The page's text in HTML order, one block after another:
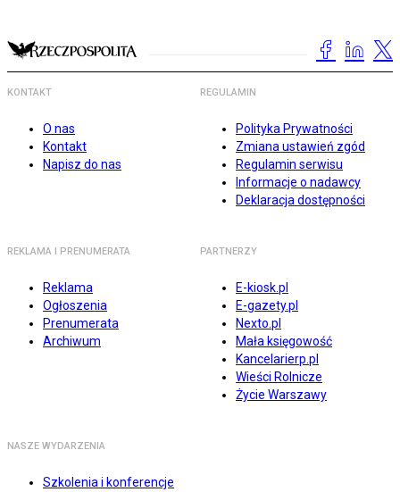
KONTAKT
O nas
Kontakt
Napisz do nas
REGULAMIN
Polityka Prywatności
Zmiana ustawień zgód
Regulamin serwisu
Informacje o nadawcy
Deklaracja dostępności
REKLAMA I PRENUMERATA
Reklama
Ogłoszenia
Prenumerata
Archiwum
PARTNERZY
E-kiosk.pl
E-gazety.pl
Nexto.pl
Mała księgowość
Kancelarierp.pl
Wieści Rolnicze
Życie Warszawy
NASZE WYDARZENIA
Szkolenia i konferencje